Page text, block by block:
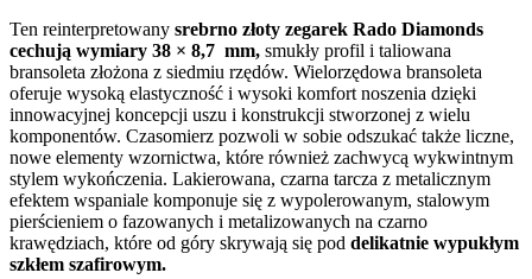
Ten reinterpretowany srebrno złoty zegarek Rado Diamonds
cechują wymiary 38 × 8,7 mm, smukły profil i taliowana
bransoleta złożona z siedmiu rzędów. Wielorzędowa bransoleta
oferuje wysoką elastyczność i wysoki komfort noszenia dzięki
innowacyjnej koncepcji uszu i konstrukcji stworzonej z wielu
komponentów. Czasomierz pozwoli w sobie odszukać także liczne,
nowe elementy wzornictwa, które również zachwycą wykwintnym
stylem wykończenia. Lakierowana, czarna tarcza z metalicznym
efektem wspaniale komponuje się z wypolerowanym, stalowym
pierścieniem o fazowanych i metalizowanych na czarno
krawędziach, które od góry skrywają się pod delikatnie wypukłym
szkłem szafirowym.